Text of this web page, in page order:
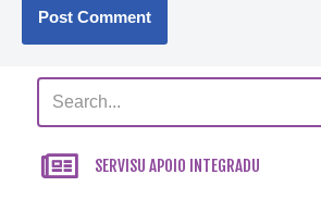
SERVISU APOIO INTEGRADU